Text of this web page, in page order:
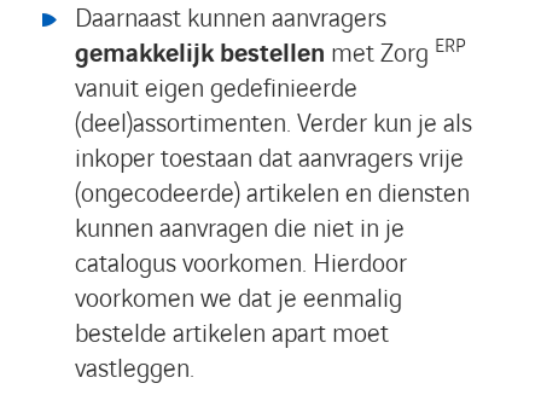
Daarnaast kunnen aanvragers
gemakkelijk bestellen met Zorg ERP
vanuit eigen gedefinieerde
(deel)assortimenten. Verder kun je als
inkoper toestaan dat aanvragers vrije
(ongecodeerde) artikelen en diensten
kunnen aanvragen die niet in je
catalogus voorkomen. Hierdoor
voorkomen we dat je eenmalig
bestelde artikelen apart moet
vastleggen.